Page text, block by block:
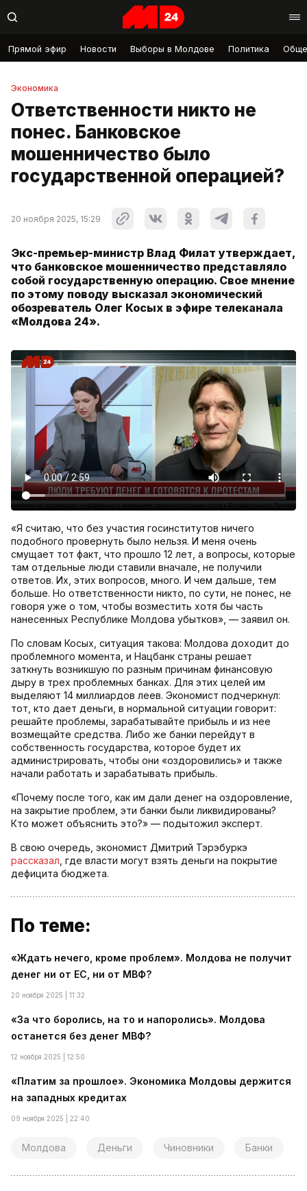
Прямой эфир Новости Выборы в Молдове Политика
Экономика
Ответственности никто не
понес. Банковское
мошенничество было
государственной операцией?
20 ноября 2025, 15:29
Экс-премьер-министр Влад Филат утверждает,
что банковское мошенничество представляло
собой государственную операцию. Свое мнение
по этому поводу высказал экономический
обозреватель Олег Косых в эфире телеканала
«Молдова 24».
«Я считаю, что без участия госинститутов ничего
подобного провернуть было нельзя. И меня очень
смущает тот факт, что прошло 12 лет, а вопросы, которые
там отдельные люди ставили вначале, не получили
ответов. Их, этих вопросов, много. И чем дальше, тем
больше. Но ответственности никто, по сути, не понес, не
говоря уже о том, чтобы возместить хотя бы часть
нанесенных Республике Молдова убытков», — заявил он.
По словам Косых, ситуация такова: Молдова доходит до
проблемного момента, и Нацбанк страны решает
заткнуть возникшую по разным причинам финансовую
дыру в трех проблемных банках. Для этих целей им
выделяют 14 миллиардов леев. Экономист подчеркнул:
тот, кто дает деньги, в нормальной ситуации говорит:
решайте проблемы, зарабатывайте прибыль и из нее
возмещайте средства. Либо же банки перейдут в
собственность государства, которое будет их
администрировать, чтобы они «оздоровились» и также
начали работать и зарабатывать прибыль.
«Почему после того, как им дали денег на оздоровление,
на закрытие проблем, эти банки были ликвидированы?
Кто может объяснить это?» — подытожил эксперт.
В свою очередь, экономист Дмитрий Тэрэбуркэ
рассказал , где власти могут взять деньги на покрытие
дефицита бюджета.
По теме:
«Ждать нечего, кроме проблем». Молдова не получит
денег ни от ЕС, ни от МВФ?
20 ноября 2025 | 11:32
«За что боролись, на то и напоролись». Молдова
останется без денег МВФ?
12 ноября 2025 | 12:50
«Платим за прошлое». Экономика Молдовы держится
на западных кредитах
09 ноября 2025 | 22:40
Молдова Деньги Чиновники Банки